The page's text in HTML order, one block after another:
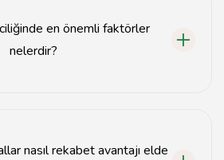
en önemli faktörler
nelerdir?
nasıl rekabet avantajı elde